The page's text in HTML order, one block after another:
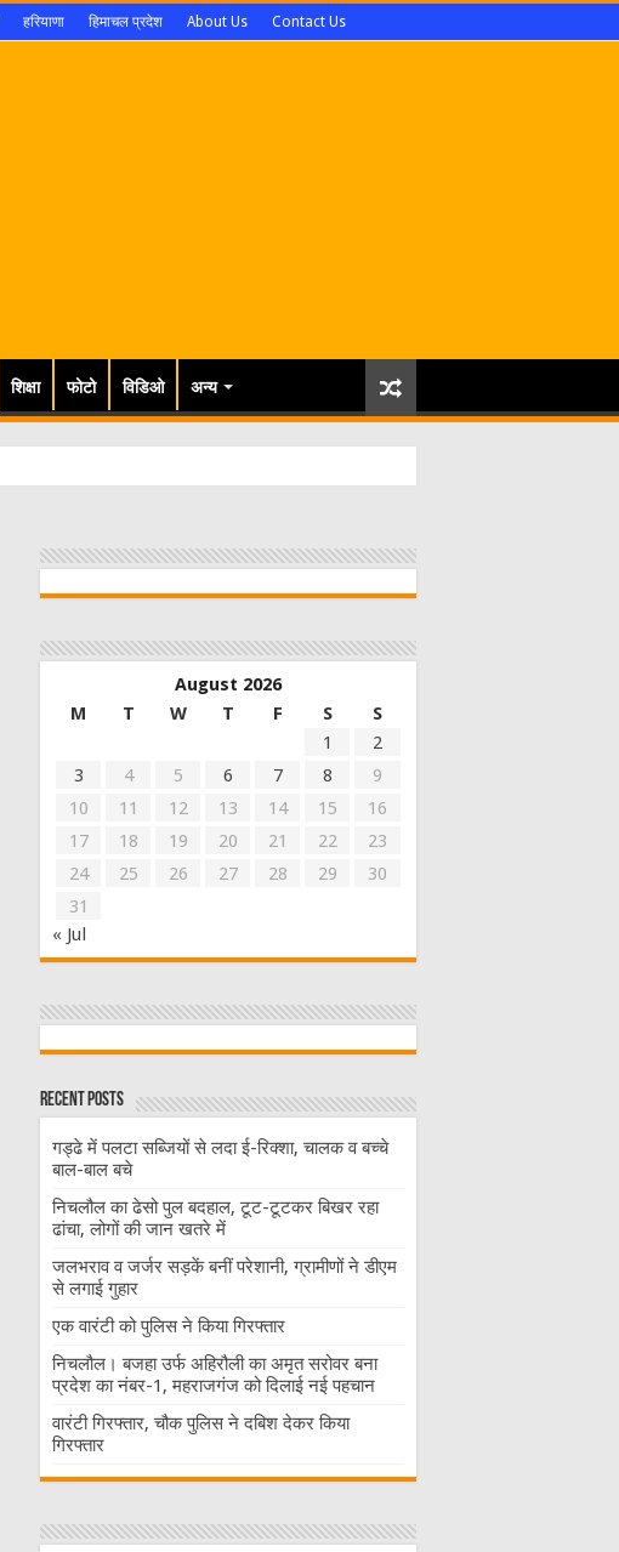
हरियाणा हिमाचल प्रदेश About Us Contact Us
शिक्षा फोटो विडिओ अन्य
August 2026
M
T W T F S
S
1
2
3
4 5 6 7 8
9
10
11 12 13 14 15
16
17
18 19 20 21 22
23
24
25 26 27 28 29
30
31
« Jul
Recent Posts
गड्ढे में पलटा सब्जियों से लदा ई-रिक्शा, चालक व बच्चे
बाल-बाल बचे
निचलौल का ढेसो पुल बदहाल, टूट-टूटकर बिखर रहा
ढांचा, लोगों की जान खतरे में
जलभराव व जर्जर सड़कें बनीं परेशानी, ग्रामीणों ने डीएम
से लगाई गुहार
एक वारंटी को पुलिस ने किया गिरफ्तार
निचलौल। बजहा उर्फ अहिरौली का अमृत सरोवर बना
प्रदेश का नंबर-1, महराजगंज को दिलाई नई पहचान
वारंटी गिरफ्तार, चौक पुलिस ने दबिश देकर किया
गिरफ्तार